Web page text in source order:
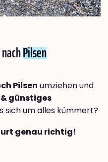
Pilsen
Pilsen umziehen und
günstiges
sich um alles kümmert?
genau richtig!